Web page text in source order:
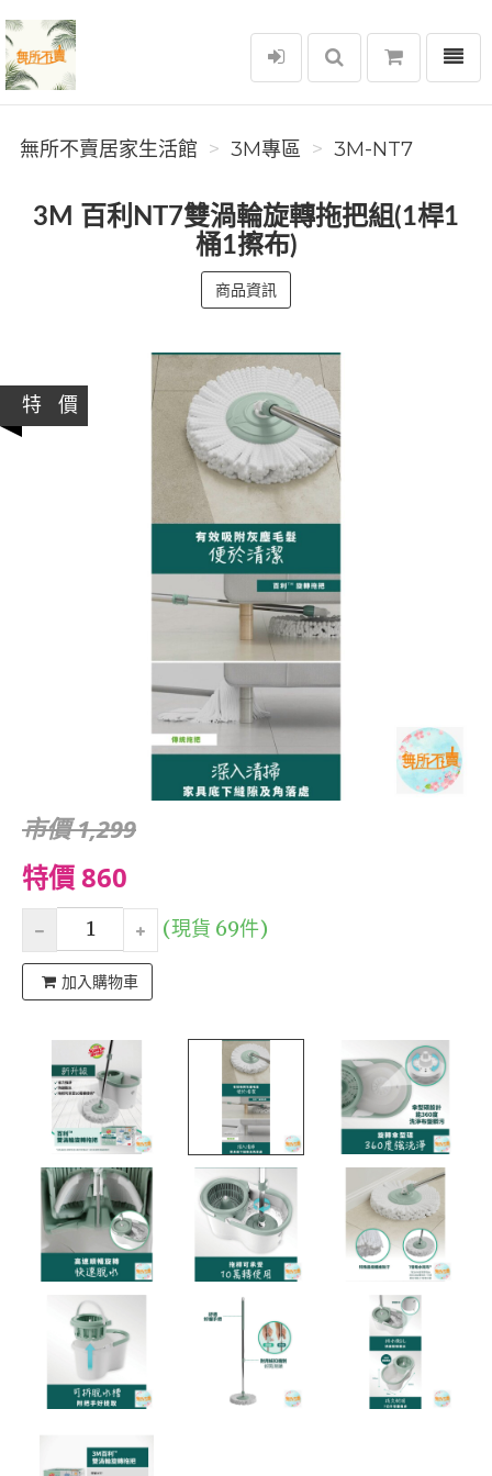
無所不賣居家生活館
選單
無所不賣居家生活館 3M專區 3M-NT7
3M 百利NT7雙渦輪旋轉拖把組(1桿1
桶1擦布)
商品資訊
特 價
市價 1,299
特價 860
(現貨 69件)
加入購物車